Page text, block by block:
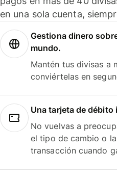
en una sola cuenta,
Gestiona dinero
mundo.
Mantén tus divisas a
conviértelas en
Una tarjeta de débito
No vuelvas a
el tipo de cambio o
transacción cuando